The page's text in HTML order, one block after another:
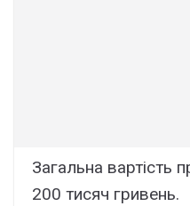
Загальна вартість
200 тисяч гривень.